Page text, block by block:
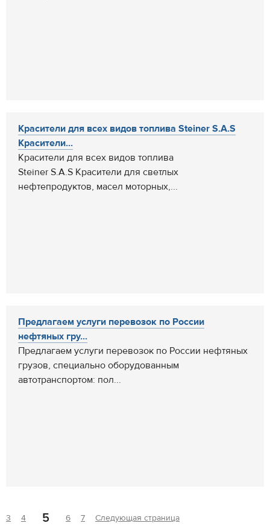
Красители для всех видов топлива Steiner S.A.S
Красители...
Красители для всех видов топлива
Steiner S.A.S Красители для светлых
нефтепродуктов, масел моторных,...
Предлагаем услуги перевозок по России
нефтяных гру...
Предлагаем услуги перевозок по России нефтяных
грузов, специально оборудованным
автотранспортом: пол...
3 4 5 6 7 Следующая страница